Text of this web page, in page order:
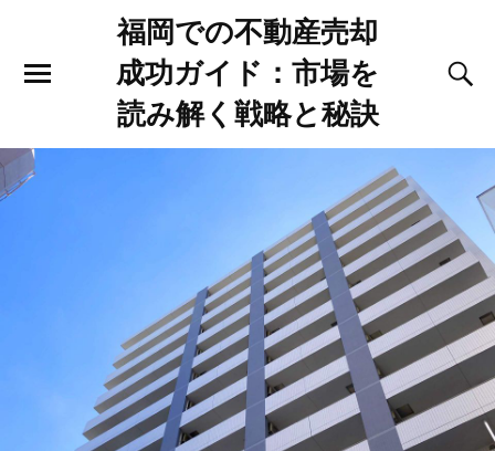
福岡での不動産売却
成功ガイド：市場を
読み解く戦略と秘訣